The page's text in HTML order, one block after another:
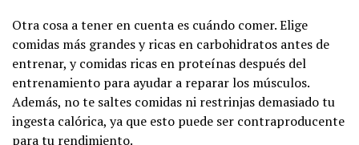
Otra cosa a tener en cuenta es cuándo comer. Elige
comidas más grandes y ricas en carbohidratos antes de
entrenar, y comidas ricas en proteínas después del
entrenamiento para ayudar a reparar los músculos.
Además, no te saltes comidas ni restrinjas demasiado tu
ingesta calórica, ya que esto puede ser contraproducente
para tu rendimiento.